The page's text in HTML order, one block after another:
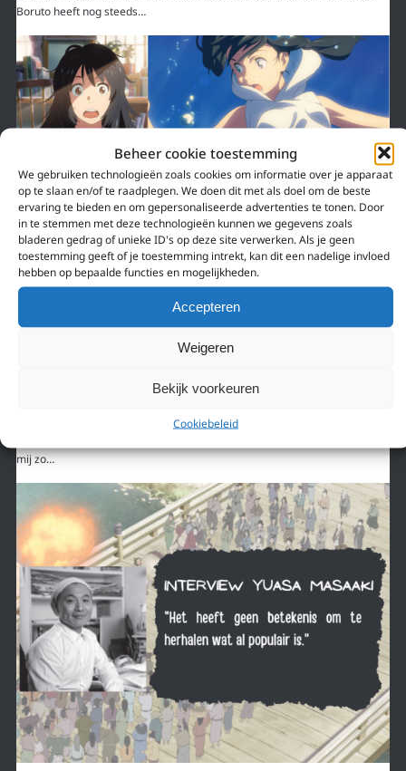
Beheer cookie toestemming
We gebruiken technologieën zoals cookies om informatie over je apparaat
op te slaan en/of te raadplegen. We doen dit met als doel om de beste
ervaring te bieden en om gepersonaliseerde advertenties te tonen. Door
in te stemmen met deze technologieën kunnen we gegevens zoals
bladeren gedrag of unieke ID's op deze site verwerken. Als je geen
toestemming geeft of je toestemming intrekt, kan dit een nadelige invloed
hebben op bepaalde functies en mogelijkheden.
Accepteren
Weigeren
Bekijk voorkeuren
Cookiebeleid
Boruto heeft nog steeds…
ZIJN FILMS EN THEMA’S.
Ik weet niet meer exact wanneer ik zijn film “5 Centimeters per Second”
mij zo…